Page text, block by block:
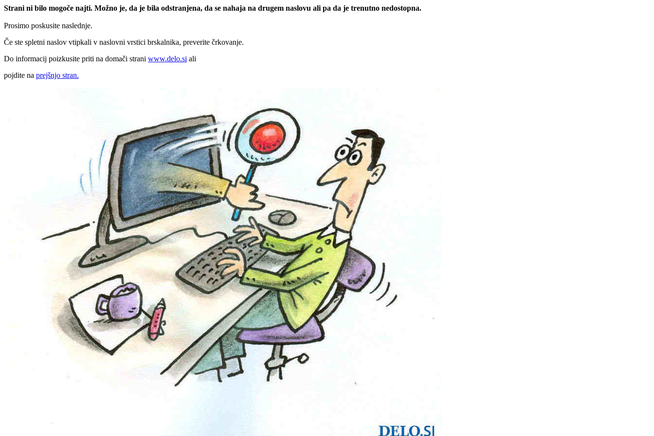
Strani ni bilo mogoče najti. Možno je, da je bila odstranjena, da se nahaja na drugem naslovu ali pa da je trenutno nedostopna.
Prosimo poskusite naslednje.
Če ste spletni naslov vtipkali v naslovni vrstici brskalnika, preverite črkovanje.
Do informacij poizkusite priti na domači strani www.delo.si ali
pojdite na prejšnjo stran.